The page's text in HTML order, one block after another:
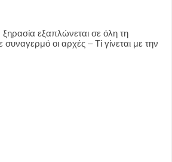
εξαπλώνεται σε όλη τη
οι αρχές – Τί γίνεται με την